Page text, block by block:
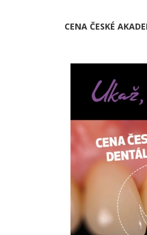
CENA ČESKÉ